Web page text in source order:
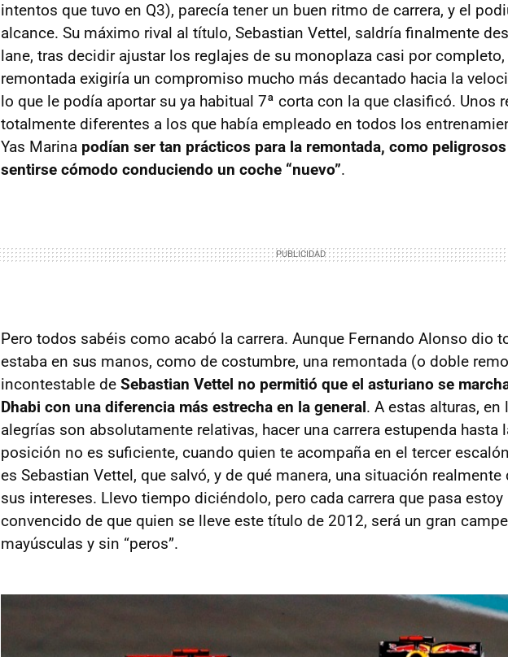
intentos que tuvo en Q3), parecía tener un buen ritmo de carrera, y el
alcance. Su máximo rival al título, Sebastian Vettel, saldría finalmente
lane, tras decidir ajustar los reglajes de su monoplaza casi por completo,
remontada exigiría un compromiso mucho más decantado hacia la
lo que le podía aportar su ya habitual 7ª corta con la que clasificó. Unos
totalmente diferentes a los que había empleado en todos los
Yas Marina podían ser tan prácticos para la remontada, como
sentirse cómodo conduciendo un coche “nuevo”.
Pero todos sabéis como acabó la carrera. Aunque Fernando Alonso dio
estaba en sus manos, como de costumbre, una remontada (o doble
incontestable de Sebastian Vettel no permitió que el asturiano se
Dhabi con una diferencia más estrecha en la general. A estas alturas, en
alegrías son absolutamente relativas, hacer una carrera estupenda hasta
posición no es suficiente, cuando quien te acompaña en el tercer
es Sebastian Vettel, que salvó, y de qué manera, una situación realmente
sus intereses. Llevo tiempo diciéndolo, pero cada carrera que pasa estoy
convencido de que quien se lleve este título de 2012, será un gran
mayúsculas y sin “peros”.